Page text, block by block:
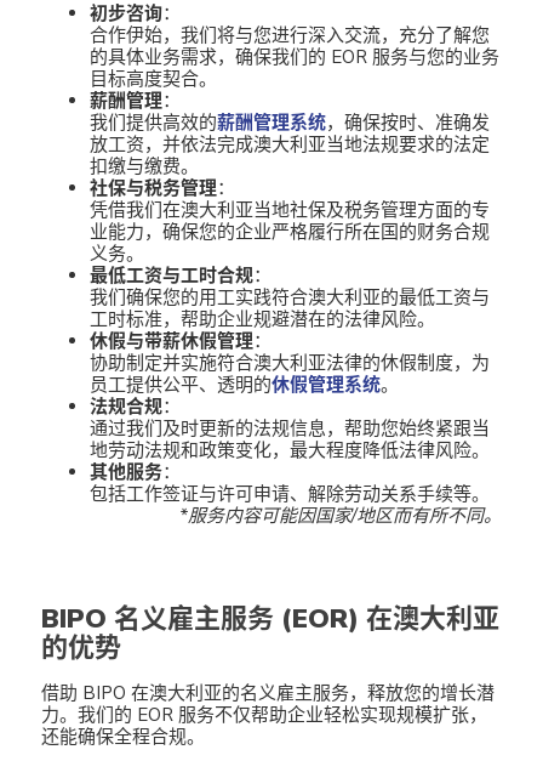
初步咨询：
合作伊始，我们将与您进行深入交流，充分了解您
的具体业务需求，确保我们的 EOR 服务与您的业务
目标高度契合。
薪酬管理：
我们提供高效的薪酬管理系统，确保按时、准确发
放工资，并依法完成澳大利亚当地法规要求的法定
扣缴与缴费。
社保与税务管理：
凭借我们在澳大利亚当地社保及税务管理方面的专
业能力，确保您的企业严格履行所在国的财务合规
义务。
最低工资与工时合规：
我们确保您的用工实践符合澳大利亚的最低工资与
工时标准，帮助企业规避潜在的法律风险。
休假与带薪休假管理：
协助制定并实施符合澳大利亚法律的休假制度，为
员工提供公平、透明的休假管理系统。
法规合规：
通过我们及时更新的法规信息，帮助您始终紧跟当
地劳动法规和政策变化，最大程度降低法律风险。
其他服务：
包括工作签证与许可申请、解除劳动关系手续等。
*服务内容可能因国家/地区而有所不同。
BIPO 名义雇主服务 (EOR) 在澳大利亚
的优势
借助 BIPO 在澳大利亚的名义雇主服务，释放您的增长潜
力。我们的 EOR 服务不仅帮助企业轻松实现规模扩张，
还能确保全程合规。